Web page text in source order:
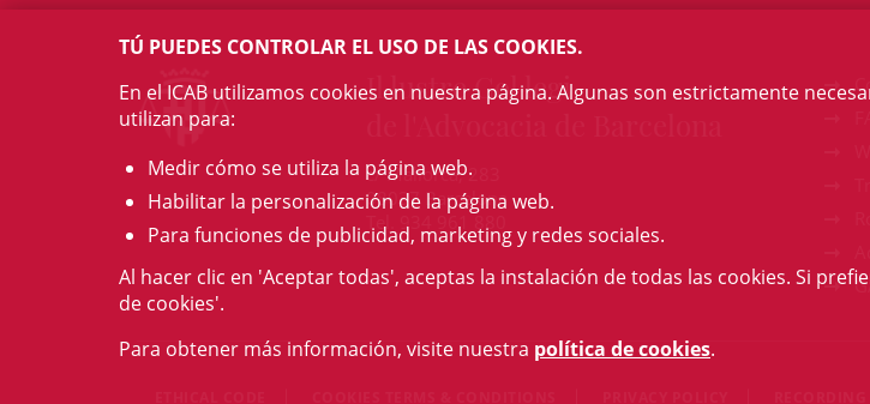
Il·lustre Col·legi
c/ Mallorca, 283
08037 Barcelona
Tel. 934 961 880
TÚ PUEDES CONTROLAR EL USO DE LAS COOKIES.
En el ICAB utilizamos cookies en nuestra página. Algunas son estrictamente
utilizan para:
Medir cómo se utiliza la página web.
Habilitar la personalización de la página web.
Para funciones de publicidad, marketing y redes sociales.
Al hacer clic en 'Aceptar todas', aceptas la instalación de todas las cookies. Si
de cookies'.
Para obtener más información, visite nuestra política de cookies.